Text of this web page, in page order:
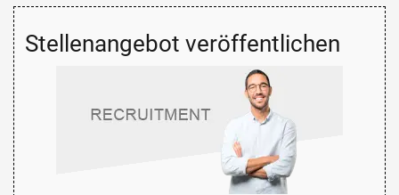
Stellenangebot veröffentlichen